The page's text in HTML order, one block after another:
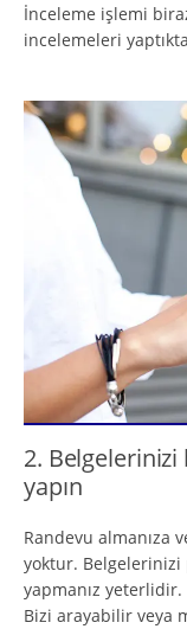
İnceleme işlemi
incelemeleri
2.
yapın
Randevu almanıza
yoktur. Belgelerinizi
yapmanız
Bizi arayabilir veya